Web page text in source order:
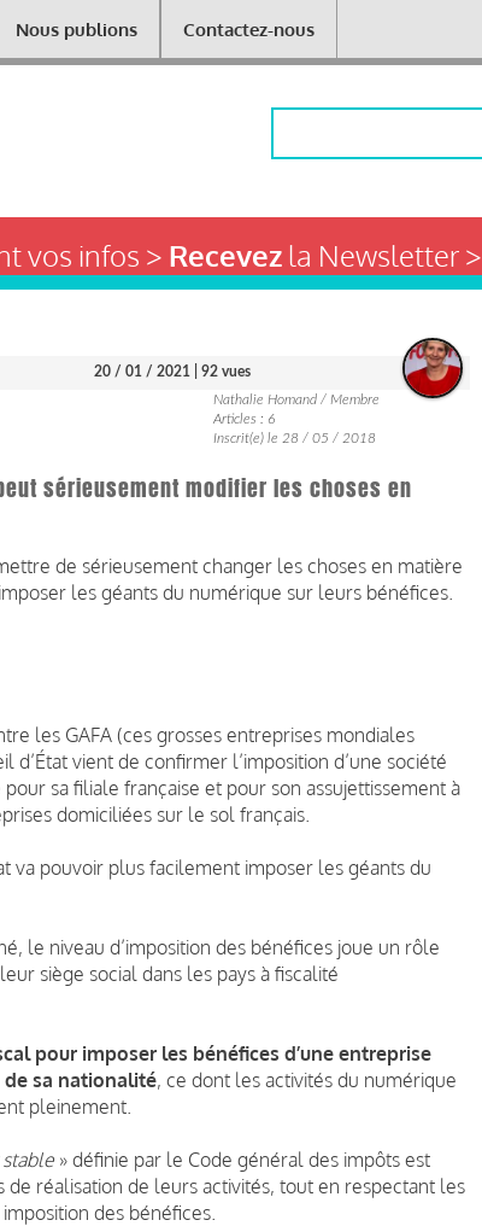
Nous publions Contactez-nous
vos infos > Recevezla Newsletter >
20 / 01 / 2021
| 92 vues
Nathalie Homand / Membre
Articles : 6
Inscrit(e) le 28 / 05 / 2018
sérieusement modifier les choses en
de sérieusement changer les choses en matière
les géants du numérique sur leurs bénéfices.
les GAFA (ces grosses entreprises mondiales
vient de confirmer l’imposition d’une société
sa filiale française et pour son assujettissement à
domiciliées sur le sol français.
va pouvoir plus facilement imposer les géants du
le niveau d’imposition des bénéfices joue un rôle
siège social dans les pays à fiscalité
pour imposer les bénéfices d’une entreprise
sa nationalité, ce dont les activités du numérique
pleinement.
» définie par le Code général des impôts est
réalisation de leurs activités, tout en respectant les
des bénéfices.